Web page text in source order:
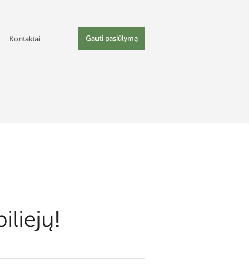
Kontaktai Gauti pasiūlymą